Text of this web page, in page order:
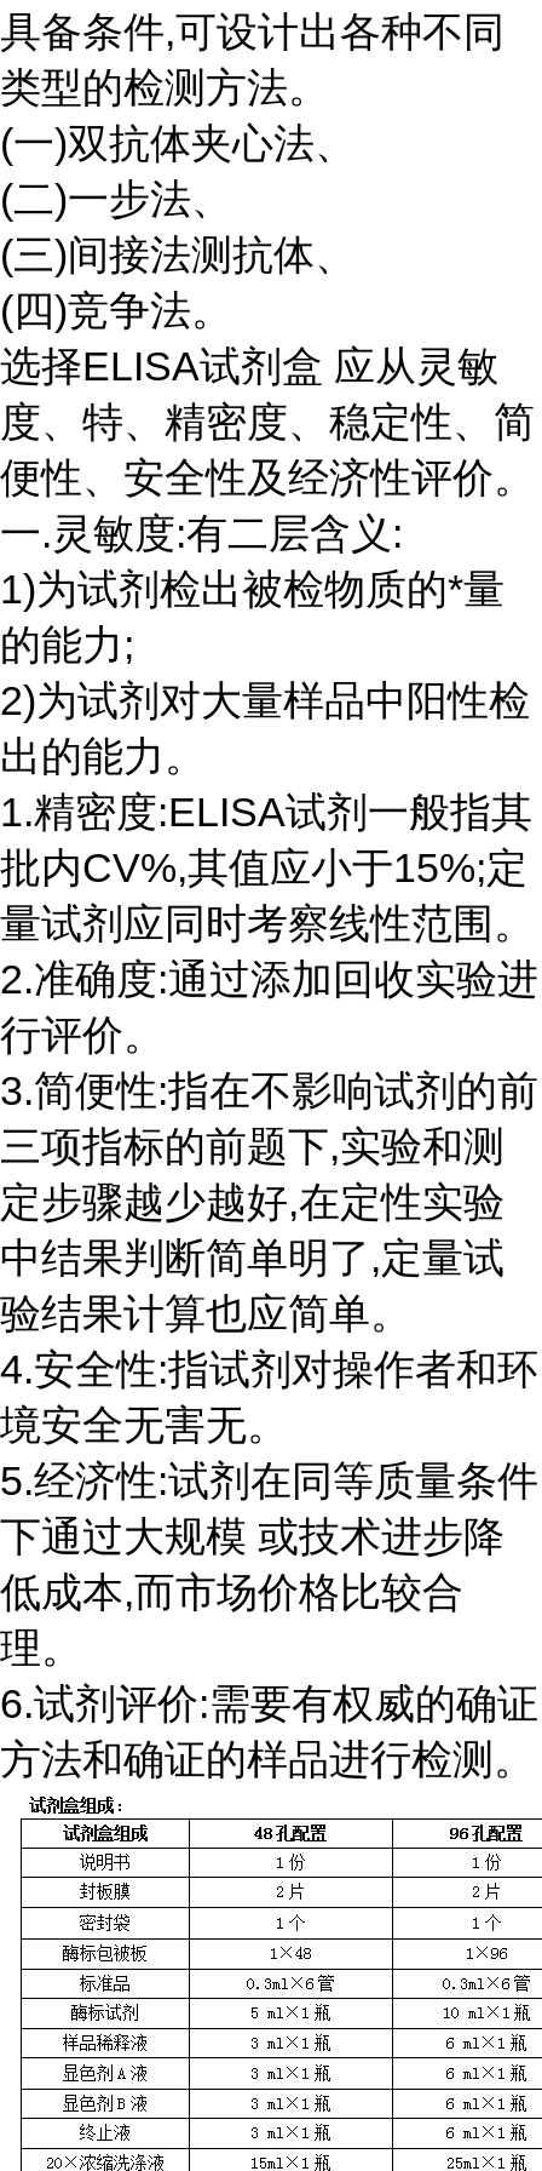
具备条件,可设计出各种不同
类型的检测方法。
(一)双抗体夹心法、
(二)一步法、
(三)间接法测抗体、
(四)竞争法。
选择ELISA试剂盒 应从灵敏
度、特、精密度、稳定性、简
便性、安全性及经济性评价。
一.灵敏度:有二层含义:
1)为试剂检出被检物质的*量
的能力;
2)为试剂对大量样品中阳性检
出的能力。
1.精密度:ELISA试剂一般指其
批内CV%,其值应小于15%;定
量试剂应同时考察线性范围。
2.准确度:通过添加回收实验进
行评价。
3.简便性:指在不影响试剂的前
三项指标的前题下,实验和测
定步骤越少越好,在定性实验
中结果判断简单明了,定量试
验结果计算也应简单。
4.安全性:指试剂对操作者和环
境安全无害无。
5.经济性:试剂在同等质量条件
下通过大规模 或技术进步降
低成本,而市场价格比较合
理。
6.试剂评价:需要有权威的确证
方法和确证的样品进行检测。